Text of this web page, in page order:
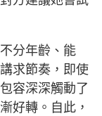
分年齡、能
求節奏，即使
容深深觸動了
好轉。自此，